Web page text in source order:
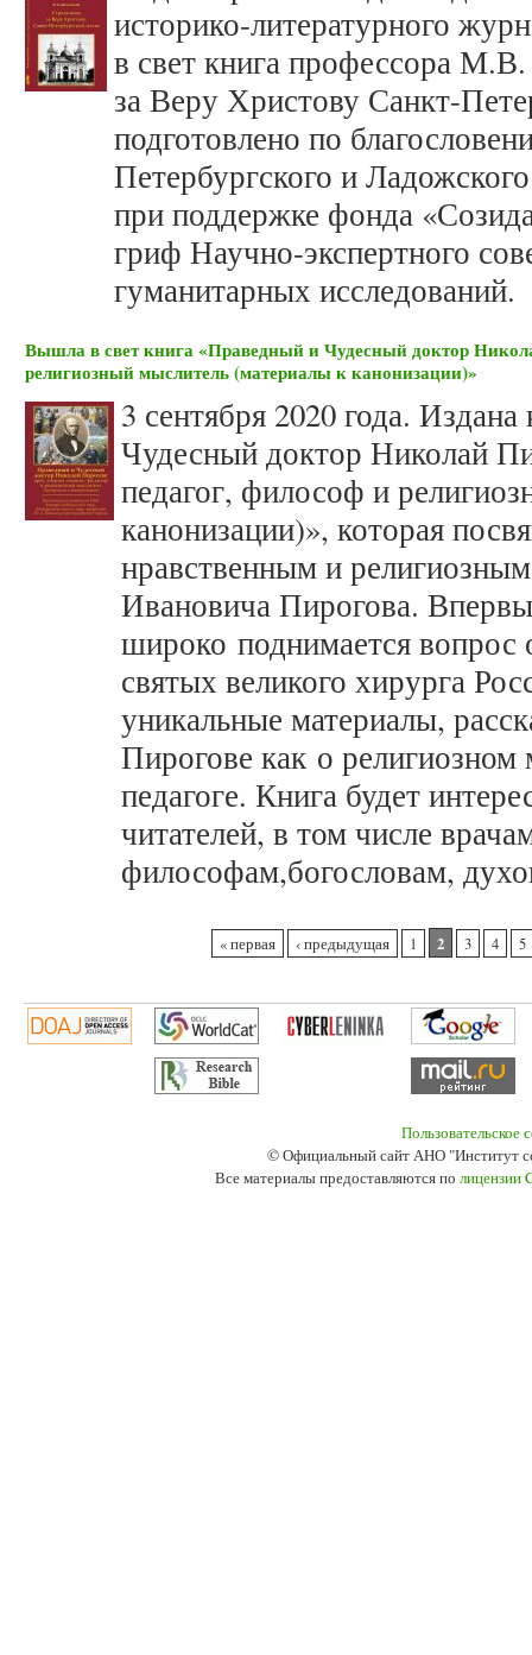
историко-литературного
в свет книга профессора
за Веру Христову Санкт-
подготовлено по
Петербургского и
при поддержке фонда
гриф Научно-экспертного
гуманитарных исследований.
Вышла в свет книга «Праведный и Чудесный доктор
религиозный мыслитель (материалы к канонизации)»
3 сентября 2020 года.
Чудесный доктор Николай
педагог, философ и
канонизации)», которая
нравственным и
Ивановича Пирогова.
широко поднимается вопрос
святых великого хирурга
уникальные материалы,
Пирогове как о
педагоге. Книга будет
читателей, в том числе
философам,богословам,
« первая ‹ предыдущая 1 2 3 4 5
Пользовательское
© Официальный сайт АНО "Институт
Все материалы предоставляются по лицензии